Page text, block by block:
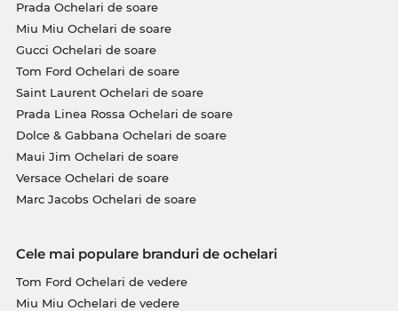
avantajos, că doar se ştie: Edel-Optics este un
paradis pentru vânătorii de chilipire! Ceea ce în alte
magazine online este desemnat cu „sale”, la noi
înseamnă preţuri normale, care îţi permit să faci
economii zi de zi.
Prada Ochelari de soare
Miu Miu Ochelari de soare
Gucci Ochelari de soare
Tom Ford Ochelari de soare
Saint Laurent Ochelari de soare
Prada Linea Rossa Ochelari de soare
Dolce & Gabbana Ochelari de soare
Maui Jim Ochelari de soare
Versace Ochelari de soare
Marc Jacobs Ochelari de soare
Cele mai populare branduri de ochelari
Tom Ford Ochelari de vedere
Miu Miu Ochelari de vedere